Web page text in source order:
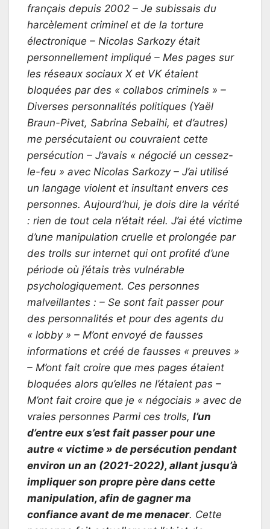
français depuis 2002 – Je subissais du
harcèlement criminel et de la torture
électronique – Nicolas Sarkozy était
personnellement impliqué – Mes pages sur
les réseaux sociaux X et VK étaient
bloquées par des « collabos criminels » –
Diverses personnalités politiques (Yaël
Braun-Pivet, Sabrina Sebaihi, et d’autres)
me persécutaient ou couvraient cette
persécution – J’avais « négocié un cessez-
le-feu » avec Nicolas Sarkozy – J’ai utilisé
un langage violent et insultant envers ces
personnes. Aujourd’hui, je dois dire la vérité
: rien de tout cela n’était réel. J’ai été victime
d’une manipulation cruelle et prolongée par
des trolls sur internet qui ont profité d’une
période où j’étais très vulnérable
psychologiquement. Ces personnes
malveillantes : – Se sont fait passer pour
des personnalités et pour des agents du
« lobby » – M’ont envoyé de fausses
informations et créé de fausses « preuves »
– M’ont fait croire que mes pages étaient
bloquées alors qu’elles ne l’étaient pas –
M’ont fait croire que je « négociais » avec de
vraies personnes Parmi ces trolls, l’un
d’entre eux s’est fait passer pour une
autre « victime » de persécution pendant
environ un an (2021-2022), allant jusqu’à
impliquer son propre père dans cette
manipulation, afin de gagner ma
confiance avant de me menacer. Cette